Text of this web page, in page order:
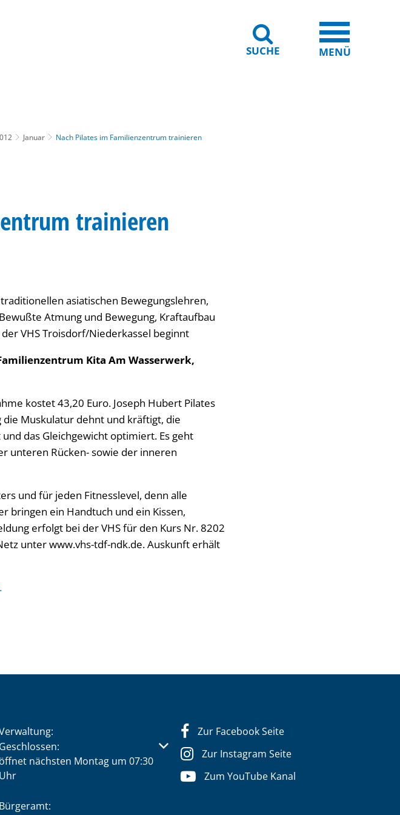
SUCHE MENÜ
Januar Nach Pilates im Familienzentrum trainieren
trainieren
asiatischen Bewegungslehren,
Atmung und Bewegung, Kraftaufbau
VHS Troisdorf/Niederkassel beginnt
Kita Am Wasserwerk,
kostet 43,20 Euro. Joseph Hubert Pilates
Muskulatur dehnt und kräftigt, die
das Gleichgewicht optimiert. Es geht
unteren Rücken- sowie der inneren
und für jeden Fitnesslevel, denn alle
bringen ein Handtuch und ein Kissen,
erfolgt bei der VHS für den Kurs Nr. 8202
unter www.vhs-tdf-ndk.de. Auskunft erhält
Klicken, um weitere Öffnungs- oder Schließzeiten auszublenden
Geschlossen:
öffnet nächsten Montag um 07:30
Uhr
Bürgeramt:
Zur Facebook Seite
Zur Instagram Seite
Zum YouTube Kanal